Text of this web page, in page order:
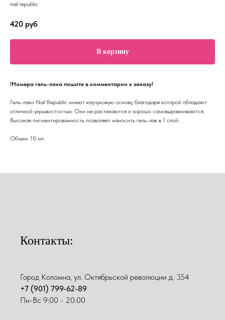
nail republic
420 руб
В корзину
!Номера гель-лака пишите в комментарии к заказу!
Гель-лаки Nail Republic имеют каучуковую основу, благодаря которой обладают
отличной укрывистостью. Они не растекаются и хорошо самовыравниваются.
Высокая пигментированность позволяет наносить гель-лак в 1 слой.
Объем: 10 мл
Контакты:
Город Коломна, ул. Октябрьской революции д. 354
+7 (901) 799-62-89
Пн-Вс 9:00 - 20:00